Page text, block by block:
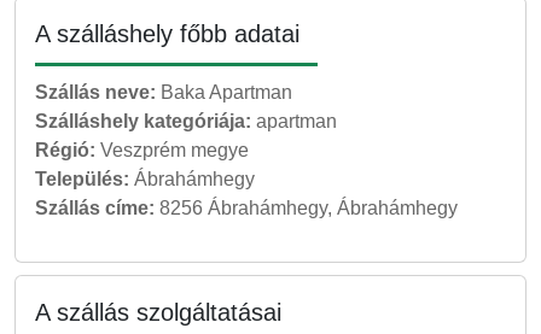
A szálláshely főbb adatai
Szállás neve: Baka Apartman
Szálláshely kategóriája: apartman
Régió: Veszprém megye
Település: Ábrahámhegy
Szállás címe: 8256 Ábrahámhegy, Ábrahámhegy
A szállás szolgáltatásai